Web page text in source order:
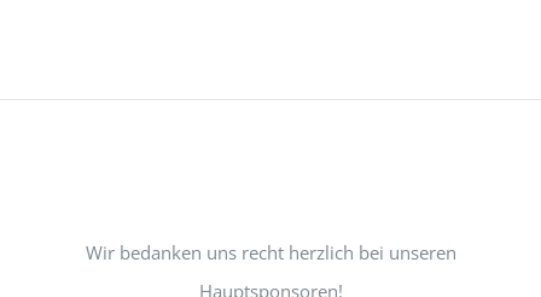
Wir bedanken uns recht herzlich bei unseren
Hauptsponsoren!